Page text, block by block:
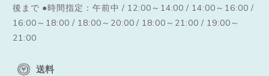
後まで ●時間指定：午前中 / 12:00～14:00 / 14:00～16:00 /
16:00～18:00 / 18:00～20:00 / 18:00～21:00 / 19:00～
21:00
送料